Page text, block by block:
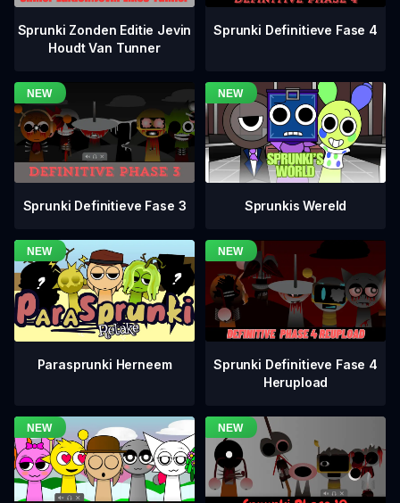
Sprunki Zonden Editie Jevin
Houdt Van Tunner
Sprunki Definitieve Fase 4
Sprunki Definitieve Fase 3 Sprunkis Wereld
Parasprunki Herneem
Sprunki Definitieve Fase 4
Herupload